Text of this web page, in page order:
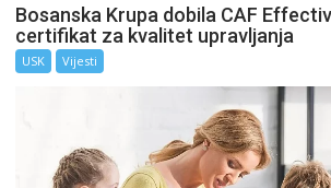
Bosanska Krupa dobila CAF
certifikat za kvalitet upravljanja
USK Vijesti